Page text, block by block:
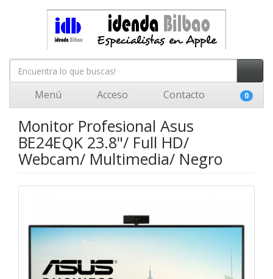
Menú Acceso Contacto 0
Monitor Profesional Asus
BE24EQK 23.8"/ Full HD/
Webcam/ Multimedia/ Negro